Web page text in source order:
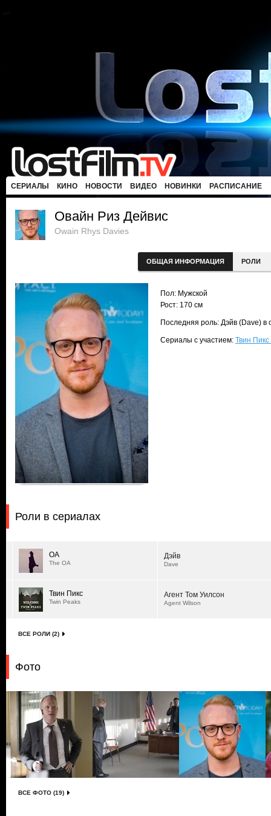
СЕРИАЛЫ КИНО НОВОСТИ ВИДЕО НОВИНКИ РАСПИСАНИЕ
Овайн Риз Дейвис
Owain Rhys Davies
ОБЩАЯ ИНФОРМАЦИЯ РОЛИ
Пол: Мужской
Рост: 170 см
Последняя роль: Дэйв (Dave) в
Сериалы с участием: Твин
Роли в сериалах
ОА
The OA
Дэйв
Dave
Твин Пикс
Twin Peaks
Агент Том Уилсон
Agent Wilson
ВСЕ РОЛИ (2)
Фото
ВСЕ ФОТО (19)